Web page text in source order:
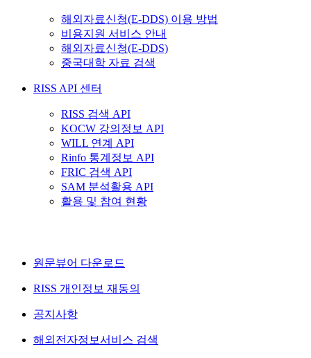
해외자료신청(E-DDS) 이용 방법
비용지원 서비스 안내
해외자료신청(E-DDS)
중국대학 자료 검색
RISS API 센터
RISS 검색 API
KOCW 강의정보 API
WILL 연계 API
Rinfo 통계정보 API
FRIC 검색 API
SAM 분석활용 API
활용 및 참여 현황
원문뷰어 다운로드
RISS 개인정보 재동의
공지사항
해외전자정보서비스 검색